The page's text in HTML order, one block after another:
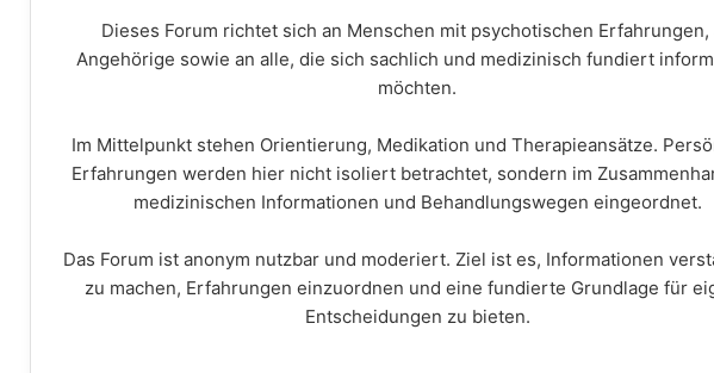
Dieses Forum richtet sich an Menschen mit psychotischen Erfahrungen,
Angehörige sowie an alle, die sich sachlich und medizinisch fundiert
möchten.
Im Mittelpunkt stehen Orientierung, Medikation und Therapieansätze.
Erfahrungen werden hier nicht isoliert betrachtet, sondern im
medizinischen Informationen und Behandlungswegen eingeordnet.
Das Forum ist anonym nutzbar und moderiert. Ziel ist es, Informationen
zu machen, Erfahrungen einzuordnen und eine fundierte Grundlage für
Entscheidungen zu bieten.